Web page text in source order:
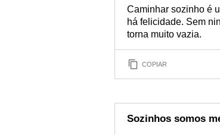
Caminhar sozinho é
há felicidade. Sem
torna muito vazia.
COPIAR
Sozinhos somos